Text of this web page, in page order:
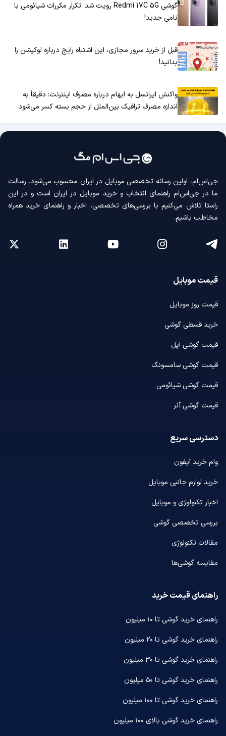
گوشی Redmi 17C 5G رویت شد؛ تکرار مکررات شیائومی با
نامی جدید!
قبل از خرید سرور مجازی، این اشتباه رایج درباره لوکیشن را
بدانید!
واکنش ایرانسل به ابهام درباره مصرف اینترنت: دقیقاً به
اندازه مصرف ترافیک بین‌الملل از حجم بسته کسر می‌شود
جی‌اس‌ام، اولین رسانه‌ تخصصی موبایل در ایران محسوب می‌شود. رسالت
ما در جی‌اس‌ام راهنمای انتخاب و خرید موبایل در ایران است و در این
راستا تلاش می‌کنیم با بررسی‌های تخصصی، اخبار و راهنمای خرید همراه
مخاطب باشیم.
قیمت موبایل
قیمت روز موبایل
خرید قسطی گوشی
قیمت گوشی اپل
قیمت گوشی سامسونگ
قیمت گوشی شیائومی
قیمت گوشی آنر
دسترسی سریع
وام خرید آیفون
خرید لوازم جانبی موبایل
اخبار تکنولوژی و موبایل
بررسی تخصصی گوشی
مقالات تکنولوژی
مقایسه گوشی‌ها
راهنمای قیمت خرید
راهنمای خرید گوشی تا ۱۰ میلیون
راهنمای خرید گوشی تا ۲۰ میلیون
راهنمای خرید گوشی تا ۳۰ میلیون
راهنمای خرید گوشی تا ۵۰ میلیون
راهنمای خرید گوشی تا ۱۰۰ میلیون
راهنمای خرید گوشی بالای ۱۰۰ میلیون